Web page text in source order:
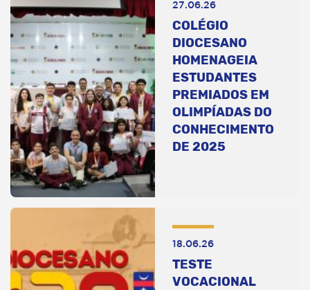
27.06.26
COLÉGIO
DIOCESANO
HOMENAGEIA
ESTUDANTES
PREMIADOS EM
OLIMPÍADAS DO
CONHECIMENTO
DE 2025
18.06.26
TESTE
VOCACIONAL